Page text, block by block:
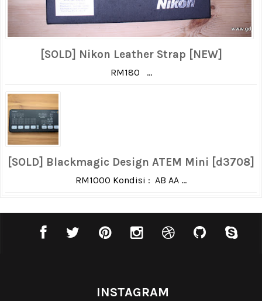
[SOLD] Nikon Leather Strap [NEW]
RM180 ...
[SOLD] Blackmagic Design ATEM Mini [d3708]
RM1000 Kondisi : AB AA ...
INSTAGRAM